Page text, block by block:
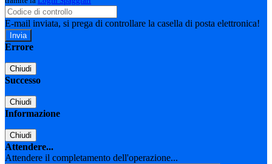
E-mail inviata, si prega di controllare la casella di posta elettronica!
Errore
Chiudi
Successo
Chiudi
Informazione
Chiudi
Attendere...
Attendere il completamento dell'operazione...